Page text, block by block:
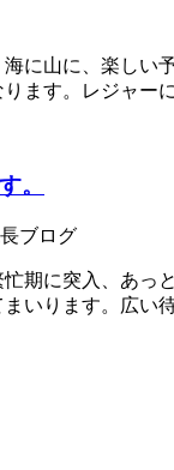
に山に、楽しい
ます。レジャー
。
ブログ
期に突入、あっ
いります。広い